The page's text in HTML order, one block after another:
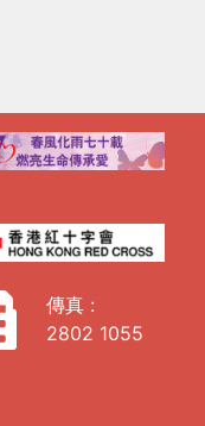
傳真 :
2802 1055